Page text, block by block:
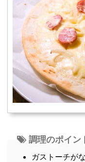
調理のポイン
ガストーチが